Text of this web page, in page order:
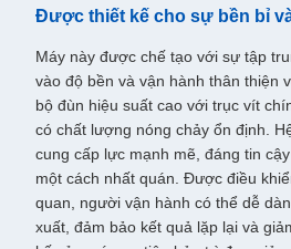
Được thiết kế cho sự bền bỉ
Máy này được chế tạo với sự tập
vào độ bền và vận hành thân thiện
bộ đùn hiệu suất cao với trục vít
có chất lượng nóng chảy ổn định.
cung cấp lực mạnh mẽ, đáng tin
một cách nhất quán. Được điều
quan, người vận hành có thể dễ
xuất, đảm bảo kết quả lặp lại và